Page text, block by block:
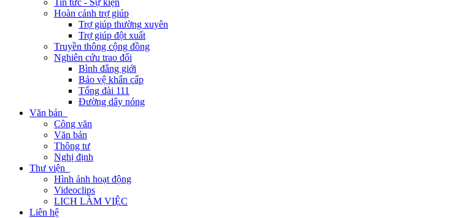
Tin tức - Sự kiện
Hoàn cảnh trợ giúp
Trợ giúp thường xuyên
Trợ giúp đột xuất
Truyền thông cộng đồng
Nghiên cứu trao đổi
Bình đẳng giới
Bảo vệ khẩn cấp
Tổng đài 111
Đường dây nóng
Văn bản
Công văn
Văn bản
Thông tư
Nghị định
Thư viện
Hình ảnh hoạt động
Videoclips
LICH LÀM VIỆC
Liên hệ